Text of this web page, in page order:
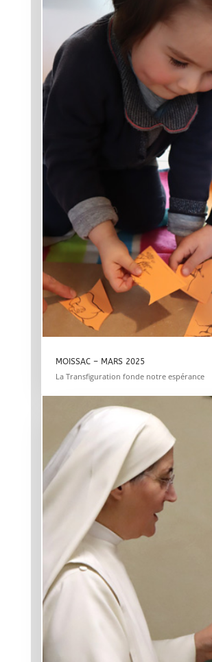
MOISSAC – MARS 2025
La Transfiguration fonde notre espérance